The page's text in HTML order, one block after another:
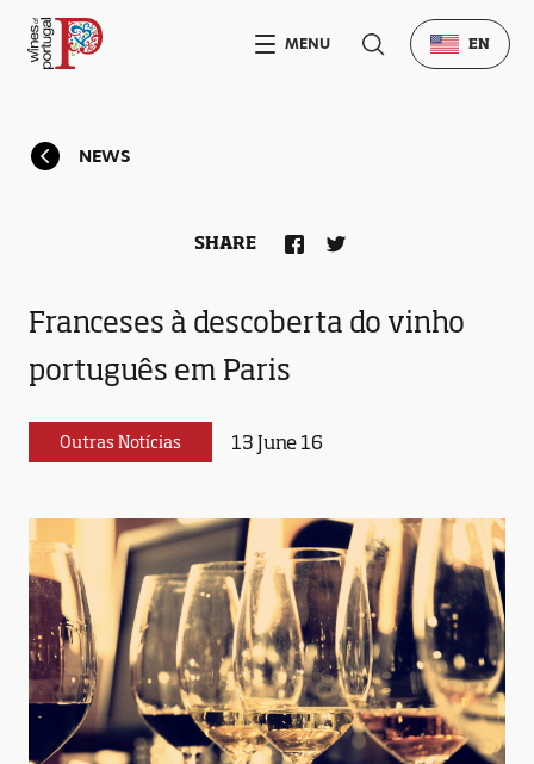
NEWS
Franceses à descoberta do vinho
português em Paris
Outras Notícias 13 June 16
SHARE
MENU EN